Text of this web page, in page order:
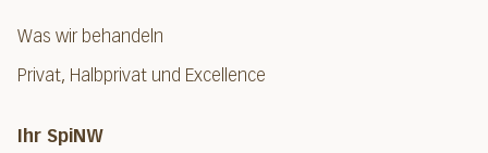
Was wir behandeln
Privat, Halbprivat und Excellence
Ihr SpiNW